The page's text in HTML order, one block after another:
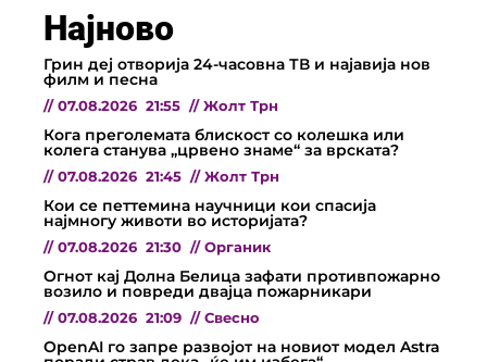
Најново
Грин деј отворија 24-часовна ТВ и најавија нов
филм и песна
// 07.08.2026 21:55 // Жолт Трн
Кога преголемата блискост со колешка или
колега станува „црвено знаме“ за врската?
// 07.08.2026 21:45 // Жолт Трн
Кои се петтемина научници кои спасија
најмногу животи во историјата?
// 07.08.2026 21:30 // Органик
Огнот кај Долна Белица зафати противпожарно
возило и повреди двајца пожарникари
// 07.08.2026 21:09 // Свесно
OpenAI го запре развојот на новиот модел Astra